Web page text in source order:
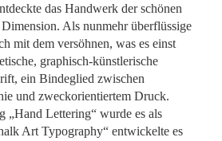
das Handwerk der schönen
Als nunmehr überflüssige
mit dem versöhnen, was es einst
graphisch-künstlerische
ein Bindeglied zwischen
und zweckorientiertem Druck.
„Hand Lettering“ wurde es als
Art Typography“ entwickelte es